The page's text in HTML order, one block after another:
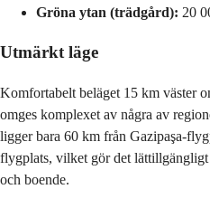
Gröna ytan (trädgård): 20
Utmärkt läge
Komfortabelt beläget 15 km väster
omges komplexet av några av
ligger bara 60 km från Gazipaşa-
flygplats, vilket gör det
och boende.